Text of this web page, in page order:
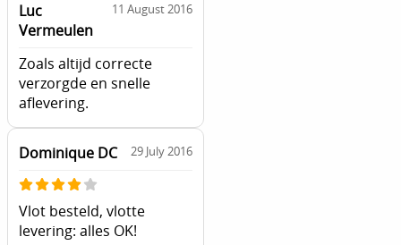
Luc
Vermeulen
11 August 2016
Zoals altijd correcte
verzorgde en snelle
aflevering.
Dominique DC 29 July 2016
Vlot besteld, vlotte
levering: alles OK!